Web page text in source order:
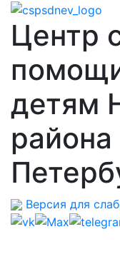
Центр
детям
Версия для